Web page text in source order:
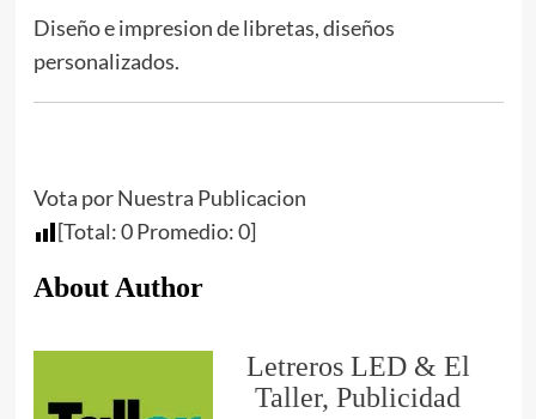
Diseño e impresion de libretas, diseños
personalizados.
Vota por Nuestra Publicacion
[Total:0Promedio:0]
About Author
Letreros LED & El
Taller, Publicidad